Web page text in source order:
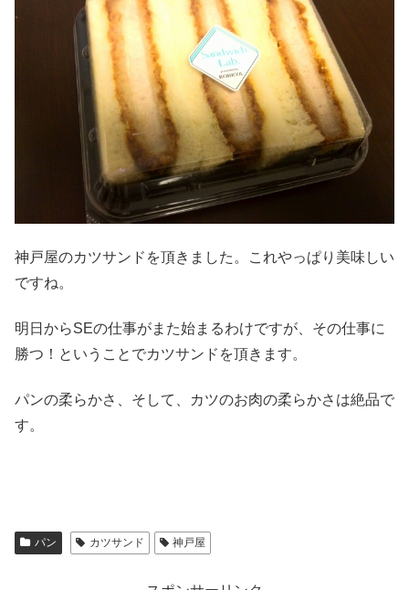
神戸屋のカツサンドを頂きました。これやっぱり美味しい
ですね。
明日からSEの仕事がまた始まるわけですが、その仕事に
勝つ！ということでカツサンドを頂きます。
パンの柔らかさ、そして、カツのお肉の柔らかさは絶品で
す。
パン カツサンド 神戸屋